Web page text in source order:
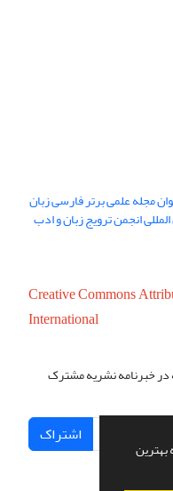
بهترین
مجله علمی برتر فارسی زبان
المللی انجمن ترویج زبان و ادب
Creative Commons
International
در خبرنامه نشریه مشترک
اشتراک